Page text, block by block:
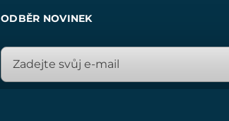
ODBĚR NOVINEK